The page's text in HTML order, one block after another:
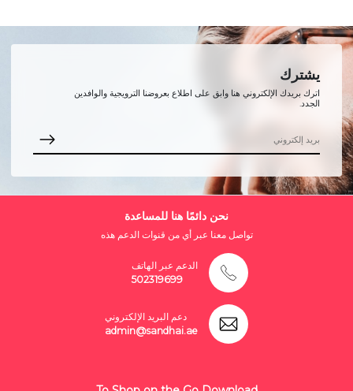
يشترك
اترك بريدك الإلكتروني هنا وابق على اطلاع بعروضنا الترويجية والوافدين
الجدد.
نحن دائمًا هنا للمساعدة
تواصل معنا عبر أي من قنوات الدعم هذه
الدعم عبر الهاتف
502319699
دعم البريد الإلكتروني
admin@sandhai.ae